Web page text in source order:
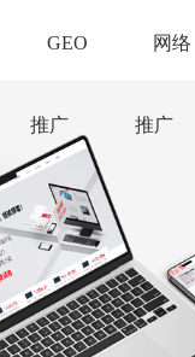
GEO
推广
网络
推广